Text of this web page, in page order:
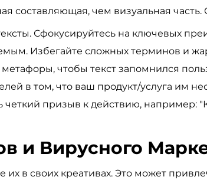
составляющая, чем визуальная
Сфокусируйтесь на ключевых
Избегайте сложных терминов и
чтобы текст запомнился
в том, что ваш продукт/услуга им
четкий призыв к действию, например:
и Вирусного
их в своих креативах. Это может